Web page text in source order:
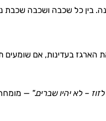
בין כל שכבה ושכבה שכבת
בעדינות, אם שומעים
– לא יהיו שברים."